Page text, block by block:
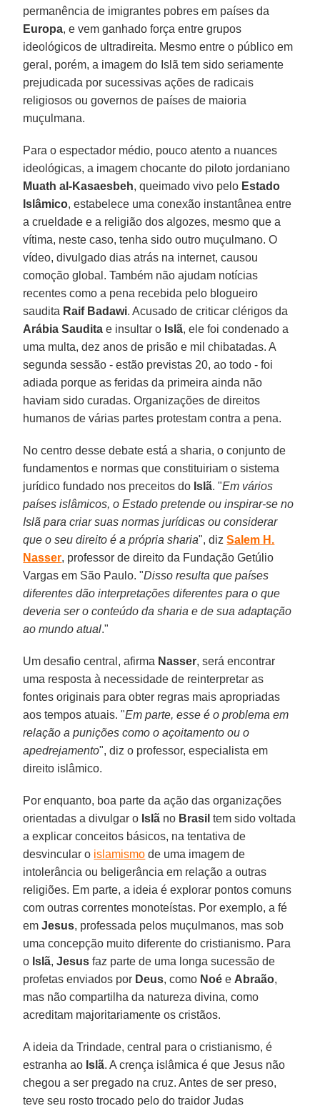
permanência de imigrantes pobres em países da
Europa, e vem ganhado força entre grupos
ideológicos de ultradireita. Mesmo entre o público em
geral, porém, a imagem do Islã tem sido seriamente
prejudicada por sucessivas ações de radicais
religiosos ou governos de países de maioria
muçulmana.
Para o espectador médio, pouco atento a nuances
ideológicas, a imagem chocante do piloto jordaniano
Muath al-Kasaesbeh, queimado vivo pelo Estado
Islâmico, estabelece uma conexão instantânea entre
a crueldade e a religião dos algozes, mesmo que a
vítima, neste caso, tenha sido outro muçulmano. O
vídeo, divulgado dias atrás na internet, causou
comoção global. Também não ajudam notícias
recentes como a pena recebida pelo blogueiro
saudita Raif Badawi. Acusado de criticar clérigos da
Arábia Saudita e insultar o Islã, ele foi condenado a
uma multa, dez anos de prisão e mil chibatadas. A
segunda sessão - estão previstas 20, ao todo - foi
adiada porque as feridas da primeira ainda não
haviam sido curadas. Organizações de direitos
humanos de várias partes protestam contra a pena.
No centro desse debate está a sharia, o conjunto de
fundamentos e normas que constituiriam o sistema
jurídico fundado nos preceitos do Islã. "Em vários
países islâmicos, o Estado pretende ou inspirar-se no
Islã para criar suas normas jurídicas ou considerar
que o seu direito é a própria sharia", dizSalem H.
Nasser, professor de direito da Fundação Getúlio
Vargas em São Paulo. "Disso resulta que países
diferentes dão interpretações diferentes para o que
deveria ser o conteúdo da sharia e de sua adaptação
ao mundo atual."
Um desafio central, afirma Nasser, será encontrar
uma resposta à necessidade de reinterpretar as
fontes originais para obter regras mais apropriadas
aos tempos atuais. "Em parte, esse é o problema em
relação a punições como o açoitamento ou o
apedrejamento", diz o professor, especialista em
direito islâmico.
Por enquanto, boa parte da ação das organizações
orientadas a divulgar o Islã no Brasil tem sido voltada
a explicar conceitos básicos, na tentativa de
desvincular o islamismo de uma imagem de
intolerância ou beligerância em relação a outras
religiões. Em parte, a ideia é explorar pontos comuns
com outras correntes monoteístas. Por exemplo, a fé
emJesus, professada pelos muçulmanos, mas sob
uma concepção muito diferente do cristianismo. Para
o Islã, Jesus faz parte de uma longa sucessão de
profetas enviados por Deus, como Noé e Abraão,
mas não compartilha da natureza divina, como
acreditam majoritariamente os cristãos.
A ideia da Trindade, central para o cristianismo, é
estranha ao Islã. A crença islâmica é que Jesus não
chegou a ser pregado na cruz. Antes de ser preso,
teve seu rosto trocado pelo do traidor Judas